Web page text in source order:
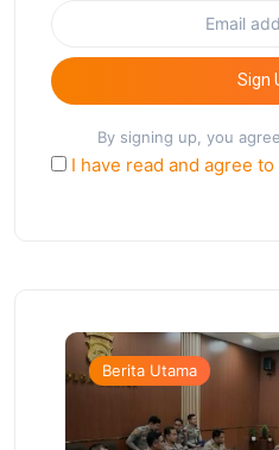
Sign
By signing up, you
I have read and agree
Berita Utama